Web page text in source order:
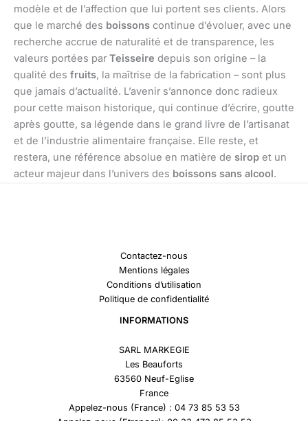
modèle et de l’affection que lui portent ses clients. Alors
que le marché des boissons continue d’évoluer, avec une
recherche accrue de naturalité et de transparence, les
valeurs portées par Teisseire depuis son origine – la
qualité des fruits, la maîtrise de la fabrication – sont plus
que jamais d’actualité. L’avenir s’annonce donc radieux
pour cette maison historique, qui continue d’écrire, goutte
après goutte, sa légende dans le grand livre de l’artisanat
et de l’industrie alimentaire française. Elle reste, et
restera, une référence absolue en matière de sirop et un
acteur majeur dans l’univers des boissons sans alcool.
Contactez-nous
Mentions légales
Conditions d’utilisation
Politique de confidentialité
INFORMATIONS
SARL MARKEGIE
Les Beauforts
63560 Neuf-Eglise
France
Appelez-nous (France) : 04 73 85 53 53